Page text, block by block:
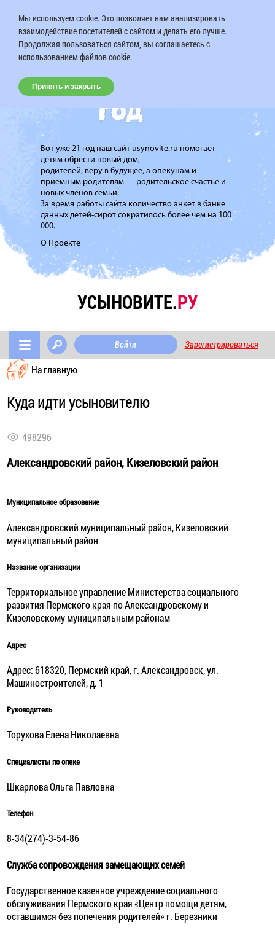
Вот уже 21 год наш сайт usynovite.ru помогает
детям обрести новый дом,
родителей, веру в будущее, а опекунам и
приемным родителям — родительское счастье и
новых членов семьи.
За время работы сайта количество анкет в банке
данных детей-сирот сократилось более чем на 100
000.
О Проекте
УСЫНОВИТЕ.РУ
Войти Зарегистрироваться
На главную
Куда идти усыновителю
498296
Александровский район, Кизеловский район
Муниципальное образование
Александровский муниципальный район, Кизеловский
муниципальный район
Название организации
Территориальное управление Министерства социального
развития Пермского края по Александровскому и
Кизеловскому муниципальным районам
Адрес
Адрес: 618320, Пермский край, г. Александровск, ул.
Машиностроителей, д. 1
Руководитель
Торухова Елена Николаевна
Специалисты по опеке
Шкарлова Ольга Павловна
Телефон
8-34(274)-3-54-86
Служба сопровождения замещающих семей
Государственное казенное учреждение социального
обслуживания Пермского края «Центр помощи детям,
оставшимся без попечения родителей» г. Березники
Мы используем cookie. Это позволяет нам анализировать
взаимодействие посетителей с сайтом и делать его лучше.
Продолжая пользоваться сайтом, вы соглашаетесь с
использованием файлов cookie.
Принять и закрыть